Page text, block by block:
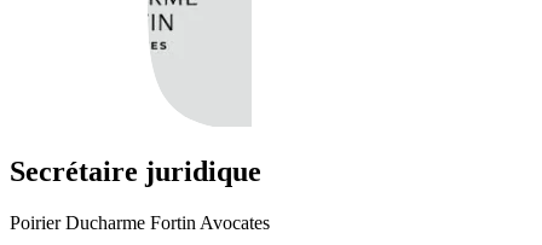
Secrétaire juridique
Poirier Ducharme Fortin Avocates